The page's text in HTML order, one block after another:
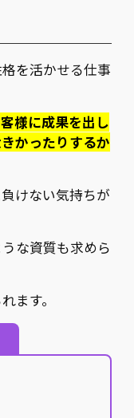
を活かせる仕事
様に成果を出し
かったりするか
けない気持ちが
な資質も求めら
ます。